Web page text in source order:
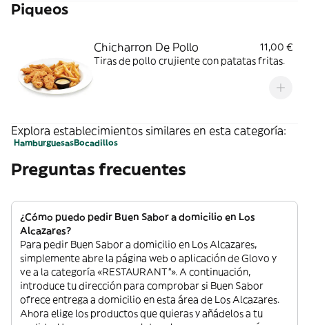
Piqueos
Chicharron De Pollo
11,00 €
Tiras de pollo crujiente con patatas fritas.
Explora establecimientos similares en esta categoría:
HamburguesasBocadillos
Preguntas frecuentes
¿Cómo puedo pedir Buen Sabor a domicilio en Los
Alcazares?
Para pedir Buen Sabor a domicilio en Los Alcazares,
simplemente abre la página web o aplicación de Glovo y
ve a la categoría «RESTAURANT”». A continuación,
introduce tu dirección para comprobar si Buen Sabor
ofrece entrega a domicilio en esta área de Los Alcazares.
Ahora elige los productos que quieras y añádelos a tu